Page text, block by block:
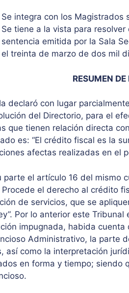
Se integra con los Magistrados
Se tiene a la vista para
sentencia emitida por la Sala
el treinta de marzo de dos mil
RESUMEN
declaró con lugar
del Directorio, para el
que tienen relación directa
es: “El crédito fiscal es la
afectas realizadas en el
parte el artículo 16 del mismo
el derecho al crédito
de servicios, que se
Por lo anterior este
impugnada, habida
Administrativo, la parte
así como la interpretación
en forma y tiempo; siendo